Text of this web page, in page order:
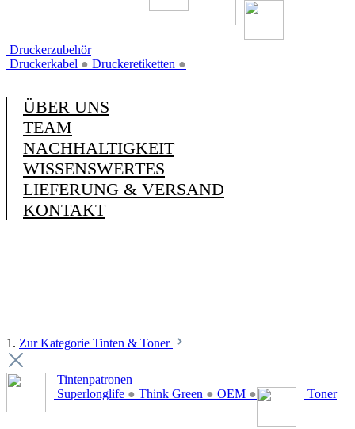
Druckerzubehör
Druckerkabel ● Druckeretiketten ●
ÜBER UNS
TEAM
NACHHALTIGKEIT
WISSENSWERTES
LIEFERUNG & VERSAND
KONTAKT
1. Zur Kategorie Tinten & Toner
Tintenpatronen
Superlonglife ● Think Green ● OEM ● Toner